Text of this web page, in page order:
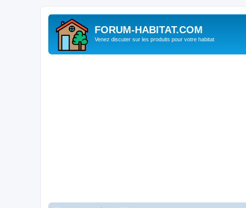
FORUM-HABITAT.COM
Venez discuter sur les produits pour votre habitat